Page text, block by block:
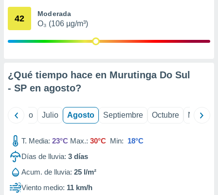
mediante
publicidad
1199
42 Moderada
O₃ (106 µg/m³)
¿Qué tiempo hace en Murutinga Do Sul
- SP en agosto?
Junio Julio Agosto Septiembre Octubre
T. Media: 23°C Max.: 30°C Min: 18°C
Días de lluvia: 3 días
Acum. de lluvia: 25 l/m²
Viento medio: 11 km/h